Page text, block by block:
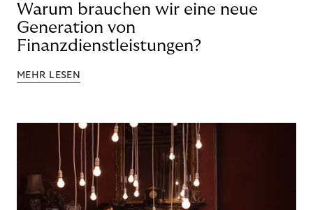
Warum brauchen wir eine neue
Generation von
Finanzdienstleistungen?
MEHR LESEN